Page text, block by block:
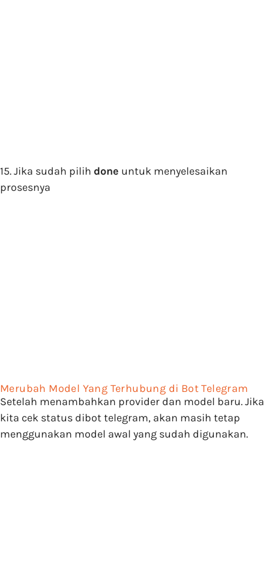
15. Jika sudah pilih done untuk menyelesaikan
prosesnya
Merubah Model Yang Terhubung di Bot Telegram
Setelah menambahkan provider dan model baru. Jika
kita cek status dibot telegram, akan masih tetap
menggunakan model awal yang sudah digunakan.